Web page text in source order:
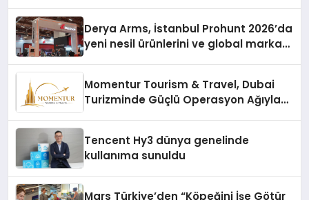
Derya Arms, İstanbul Prohunt 2026’da
yeni nesil ürünlerini ve global marka
Momentur Tourism & Travel, Dubai
Turizminde Güçlü Operasyon Ağıyla
Tencent Hy3 dünya genelinde
kullanıma sunuldu
Mars Türkiye’den “Köpeğini İşe Götür